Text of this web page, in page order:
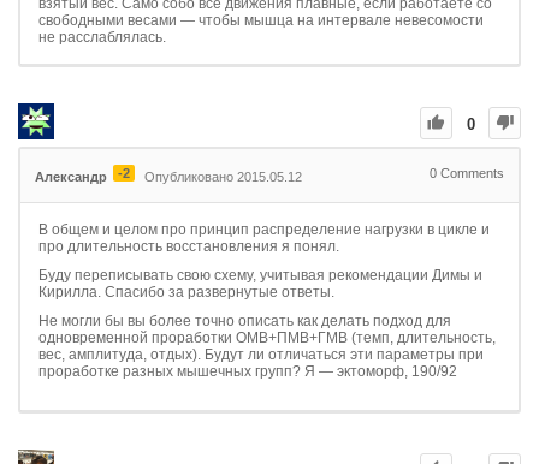
взятый вес. Само собо все движения плавные, если работаете со
свободными весами — чтобы мышца на интервале невесомости
не расслаблялась.
0
Александр -2 Опубликовано 2015.05.12 0 Comments
В общем и целом про принцип распределение нагрузки в цикле и
про длительность восстановления я понял.
Буду переписывать свою схему, учитывая рекомендации Димы и
Кирилла. Спасибо за развернутые ответы.
Не могли бы вы более точно описать как делать подход для
одновременной проработки ОМВ+ПМВ+ГМВ (темп, длительность,
вес, амплитуда, отдых). Будут ли отличаться эти параметры при
проработке разных мышечных групп? Я — эктоморф, 190/92